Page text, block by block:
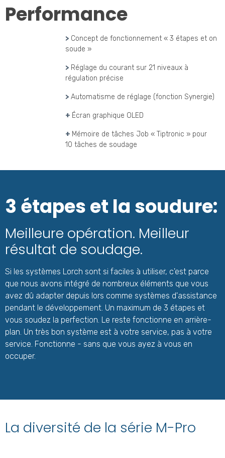
Performance
> Concept de fonctionnement « 3 étapes et on
soude »
> Réglage du courant sur 21 niveaux à
régulation précise
> Automatisme de réglage (fonction Synergie)
+ Écran graphique OLED
+ Mémoire de tâches Job « Tiptronic » pour
10 tâches de soudage
3 étapes et la soudure:
Meilleure opération. Meilleur
résultat de soudage.
Si les systèmes Lorch sont si faciles à utiliser, c'est parce
que nous avons intégré de nombreux éléments que vous
avez dû adapter depuis lors comme systèmes d'assistance
pendant le développement. Un maximum de 3 étapes et
vous soudez la perfection. Le reste fonctionne en arrière-
plan. Un très bon système est à votre service, pas à votre
service. Fonctionne - sans que vous ayez à vous en
occuper.
La diversité de la série M-Pro